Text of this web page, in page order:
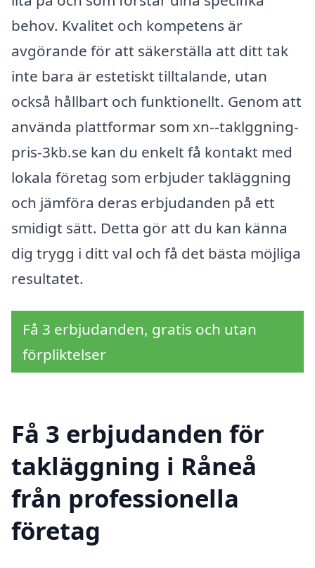
behov. Kvalitet och kompetens är
avgörande för att säkerställa att ditt tak
inte bara är estetiskt tilltalande, utan
också hållbart och funktionellt. Genom att
använda plattformar som xn--taklggning-
pris-3kb.se kan du enkelt få kontakt med
lokala företag som erbjuder takläggning
och jämföra deras erbjudanden på ett
smidigt sätt. Detta gör att du kan känna
dig trygg i ditt val och få det bästa möjliga
resultatet.
Få 3 erbjudanden, gratis och utan
förpliktelser
Få 3 erbjudanden för
takläggning i Råneå
från professionella
företag